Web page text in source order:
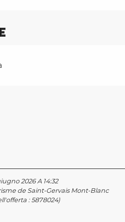
2026 A 14:32
de Saint-Gervais Mont-Blanc
:5878024)